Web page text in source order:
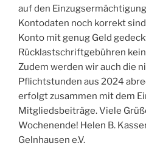
auf den
Kontodaten noch korrekt
Konto mit genug Geld
Rücklastschriftgebühren
Zudem werden wir auch die
Pflichtstunden aus 2024
erfolgt zusammen mit dem
Mitgliedsbeiträge. Viele
Wochenende! Helen B.
Gelnhausen e.V.